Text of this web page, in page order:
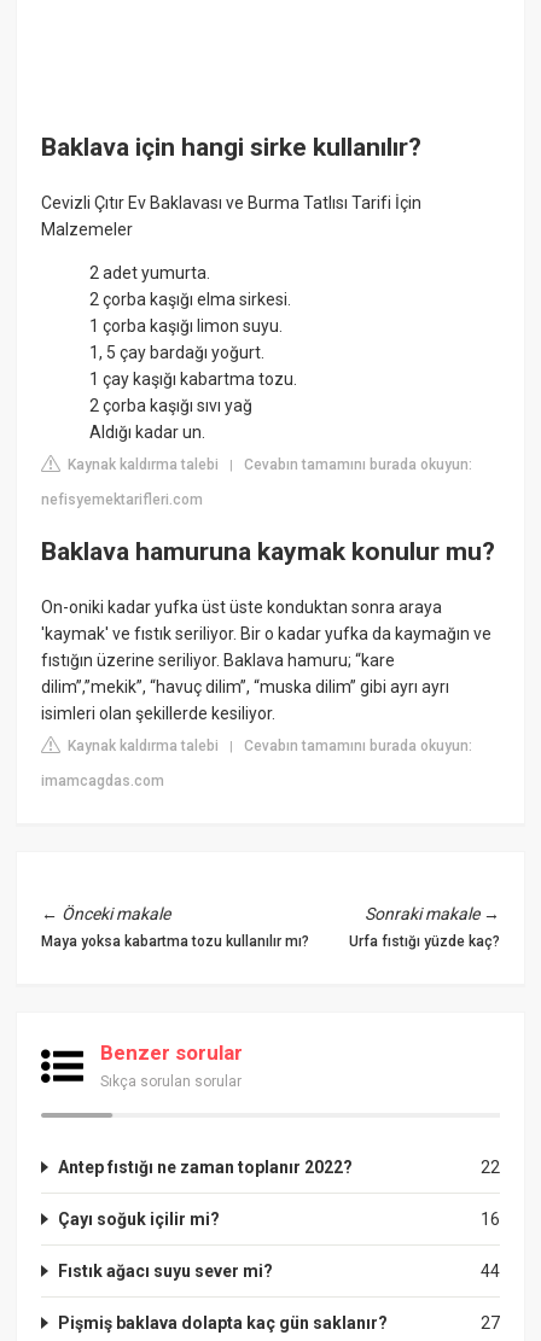
Baklava için hangi sirke kullanılır?
Cevizli Çıtır Ev Baklavası ve Burma Tatlısı Tarifi İçin
Malzemeler
2 adet yumurta.
2 çorba kaşığı elma sirkesi.
1 çorba kaşığı limon suyu.
1, 5 çay bardağı yoğurt.
1 çay kaşığı kabartma tozu.
2 çorba kaşığı sıvı yağ
Aldığı kadar un.
Kaynak kaldırma talebi |Cevabın tamamını burada okuyun:
nefisyemektarifleri.com
Baklava hamuruna kaymak konulur mu?
On-oniki kadar yufka üst üste konduktan sonra araya
'kaymak' ve fıstık seriliyor. Bir o kadar yufka da kaymağın ve
fıstığın üzerine seriliyor. Baklava hamuru; “kare
dilim”,”mekik”, “havuç dilim”, “muska dilim” gibi ayrı ayrı
isimleri olan şekillerde kesiliyor.
Kaynak kaldırma talebi |Cevabın tamamını burada okuyun:
imamcagdas.com
← Önceki makale
Maya yoksa kabartma tozu kullanılır mı?
Sonraki makale→
Urfa fıstığı yüzde kaç?
Benzer sorular
Sıkça sorulan sorular
22
Antep fıstığı ne zaman toplanır 2022?
16
Çayı soğuk içilir mi?
44
Fıstık ağacı suyu sever mi?
27
Pişmiş baklava dolapta kaç gün saklanır?